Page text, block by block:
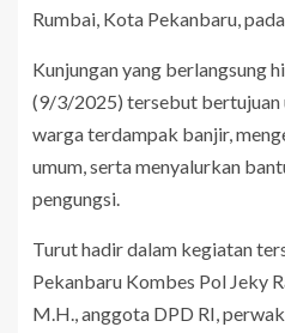
Rumbai, Kota Pekanbaru,
Kunjungan yang berlangsung
(9/3/2025) tersebut bertujuan
warga terdampak banjir,
umum, serta menyalurkan
pengungsi.
Turut hadir dalam kegiatan
Pekanbaru Kombes Pol Jeky
M.H., anggota DPD RI,